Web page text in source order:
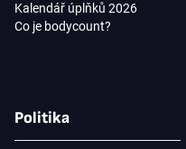
Kalendář úplňků 2026
Co je bodycount?
Politika